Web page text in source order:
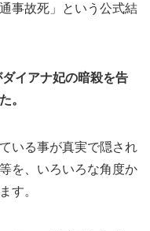
事故死」という公式結
イアナ妃の暗殺を告
。
いる事が真実で隠され
を、いろいろな角度か
す。